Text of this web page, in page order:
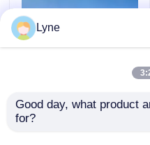
포털 프레임 조립식 강
Lyne
Good day, what product
for?